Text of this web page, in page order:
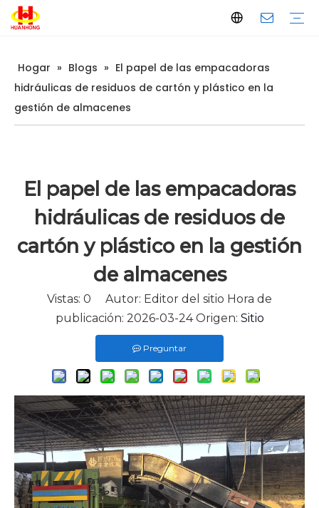
Hogar » Blogs » El papel de las empacadoras
hidráulicas de residuos de cartón y plástico en la
gestión de almacenes
El papel de las empacadoras
hidráulicas de residuos de
cartón y plástico en la gestión
de almacenes
Vistas: 0 Autor: Editor del sitio Hora de
publicación: 2026-03-24 Origen: Sitio
Preguntar